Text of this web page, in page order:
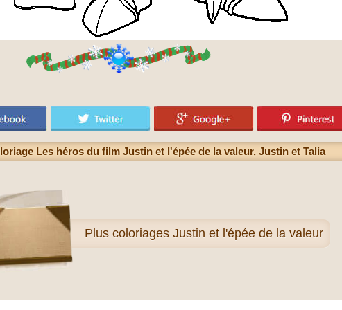
Les héros du film Justin et l'épée de la valeur, Justin et Talia
Plus coloriages Justin et l'épée de la valeur